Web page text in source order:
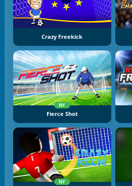
Crazy Freekick
NY
Fierce Shot
NY